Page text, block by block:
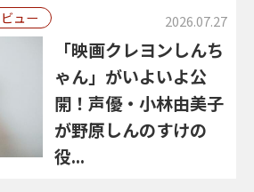
ュー 2026.07.27
「映画クレヨンしんち
ゃん」がいよいよ公
開！声優・小林由美子
が野原しんのすけの
役...